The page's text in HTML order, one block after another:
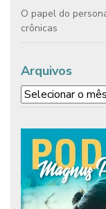
O papel do
crônicas
Arquivos
Arquivos